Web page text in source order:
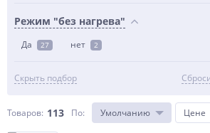
Режим "без нагрева"
Да 27 нет 2
Скрыть подбор
Товаров: 113 По: Умолчанию Цене